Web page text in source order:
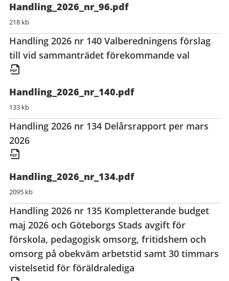
Handling_2026_nr_96.pdf
218 kb
Handling 2026 nr 140 Valberedningens förslag
till vid sammanträdet förekommande val
Handling_2026_nr_140.pdf
133 kb
Handling 2026 nr 134 Delårsrapport per mars
2026
Handling_2026_nr_134.pdf
2095 kb
Handling 2026 nr 135 Kompletterande budget
maj 2026 och Göteborgs Stads avgift för
förskola, pedagogisk omsorg, fritidshem och
omsorg på obekväm arbetstid samt 30 timmars
vistelsetid för föräldralediga